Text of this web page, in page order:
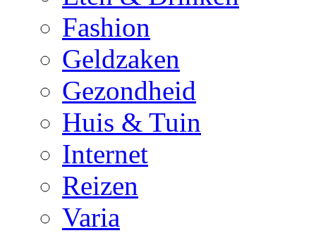
Fashion
Geldzaken
Gezondheid
Huis & Tuin
Internet
Reizen
Varia